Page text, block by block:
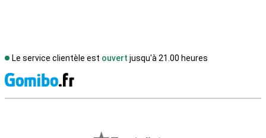
Le service clientèle est ouvert jusqu'à 21.00 heures